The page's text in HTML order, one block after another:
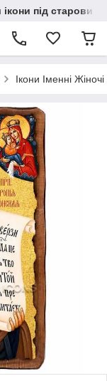
під
Ікони Іменні Жіночі